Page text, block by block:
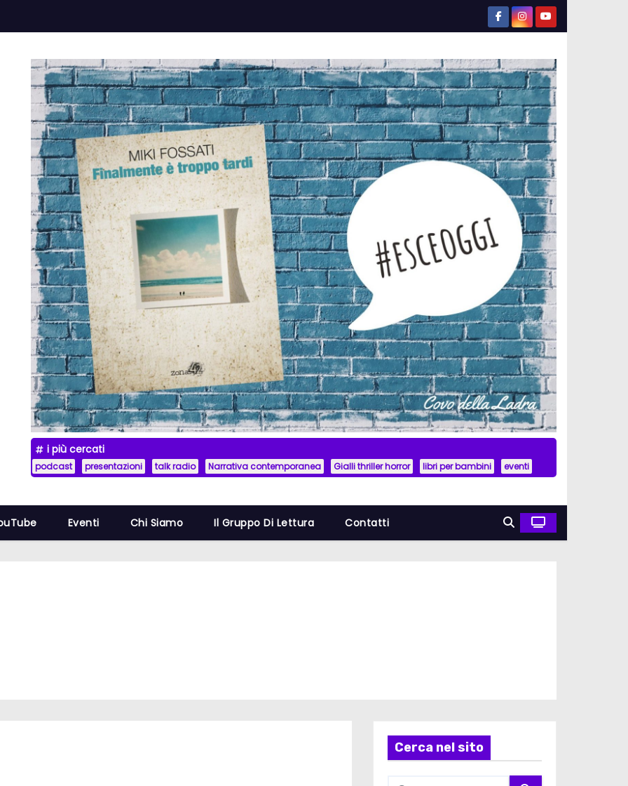
i più cercati
podcast presentazioni talk radio Narrativa contemporanea Gialli thriller horror libri per bambini eventi
Eventi Chi Siamo Il Gruppo Di Lettura Contatti
Cerca nel sito